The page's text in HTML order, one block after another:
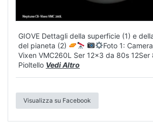
GIOVE Dettagli della superficie (1) e
del pianeta (2)
Foto 1:
Vixen VMC260L Ser 12x3 da 80s 12Ser
Pioltello Vedi Altro
Visualizza su Facebook